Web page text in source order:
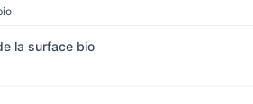
la surface bio